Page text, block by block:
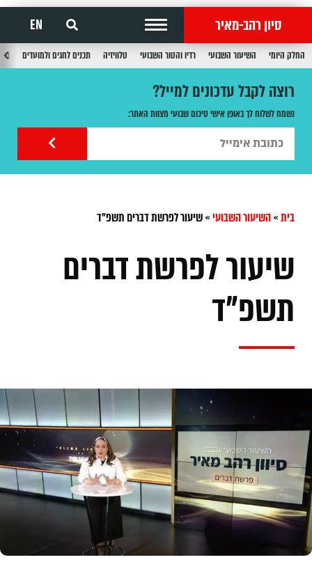
סיון רהב-מאיר EN
החלק היומי השיעור השבועי רדיו והטור השבועי טלוויזיה תכנים לחגים ולמועדים
רוצה לקבל עדכונים למייל?
נשמח לשלוח לך באופן אישי סיכום שבועי מצוות האתר:
בית»השיעור השבועי»שיעור לפרשת דברים תשפ"ד
שיעור לפרשת דברים
תשפ"ד